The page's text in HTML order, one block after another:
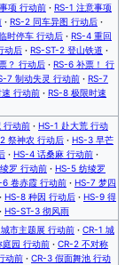
项 行动前 · RS-1 注意事项
· RS-2 同车异图 行动后 ·
时停车 行动后 · RS-4 重回
动后 · RS-ST-2 登山铁道 ·
？ 行动后 · RS-6 补票！ 行
7 制动失灵 行动前 · RS-7
行动前 · RS-8 极限时速
行动前 · HS-1 赴大荒 行动
祭神农 行动后 · HS-3 早芒
· HS-4 话桑麻 行动前 ·
罗 行动前 · HS-5 纺绫罗
6 卷赤霞 行动前 · HS-7 梦四
· HS-8 种因 行动后 · HS-9 得
· HS-ST-3 彻风雨
市主题展 行动前 · CR-1 城
园 行动前 · CR-2 不对称
动前 · CR-3 假面舞池 行动